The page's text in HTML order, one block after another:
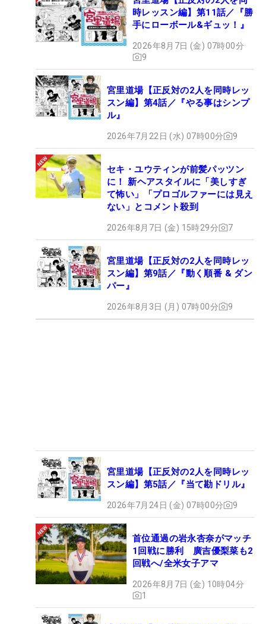
時レッスン編】第11話／『勝
手にローボール&ギュッ！』
2026年8月7日 (金) 07時00分
9
宮里道場【正反対の2人を同時レッ
スン編】第4話／『やる事はシンプ
ル』
2026年7月22日 (水) 07時00分 9
セキ・ユウティンが前髪パッツン
に！ 新ヘアスタイルに「美しすぎ
て怖い」「プロゴルファーには見え
ない」とコメント殺到
2026年8月7日 (金) 15時29分 7
宮里道場【正反対の2人を同時レッ
スン編】第9話／『動く順番 & ダン
パー』
2026年8月3日 (月) 07時00分 9
宮里道場【正反対の2人を同時レッ
スン編】第5話／『当て勘ドリル』
2026年7月24日 (金) 07時00分 9
首位通過の岩永杏奈がマッチ
1回戦に勝利 廣吉優梨菜も2
回戦へ/全米女子アマ
2026年8月7日 (金) 10時04分
1